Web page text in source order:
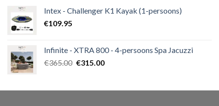
Intex - Challenger K1 Kayak (1-persoons)
€109.95
Infinite - XTRA 800 - 4-persoons Spa Jacuzzi
€365.00 €315.00